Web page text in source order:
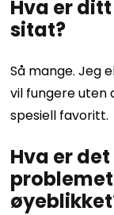
Hva er
sitat?
Så mange. Jeg
vil fungere uten
spesiell favoritt.
Hva er